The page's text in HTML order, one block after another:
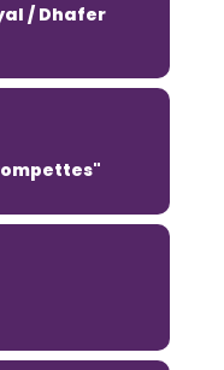
/ Dhafer